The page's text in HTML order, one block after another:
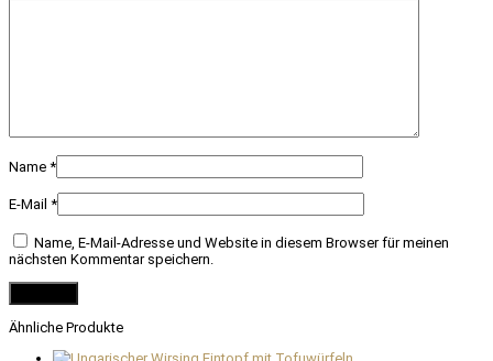
Name *
E-Mail *
Name, E-Mail-Adresse und Website in diesem Browser für meinen
nächsten Kommentar speichern.
Ähnliche Produkte